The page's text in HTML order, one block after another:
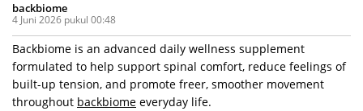
backbiome
4 Juni 2026 pukul 00:48
Backbiome is an advanced daily wellness supplement
formulated to help support spinal comfort, reduce feelings of
built-up tension, and promote freer, smoother movement
throughout backbiome everyday life.